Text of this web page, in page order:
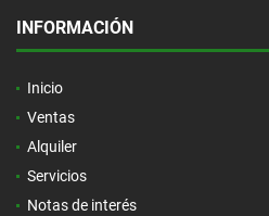
INFORMACIÓN
Inicio
Ventas
Alquiler
Servicios
Notas de interés